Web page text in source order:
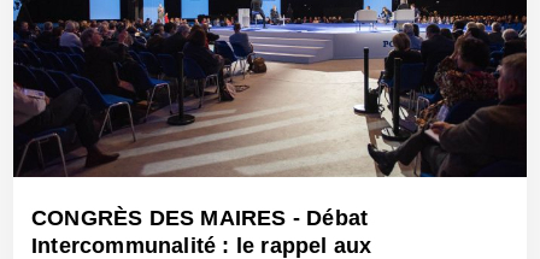
CONGRÈS DES MAIRES - Débat
Intercommunalité : le rappel aux